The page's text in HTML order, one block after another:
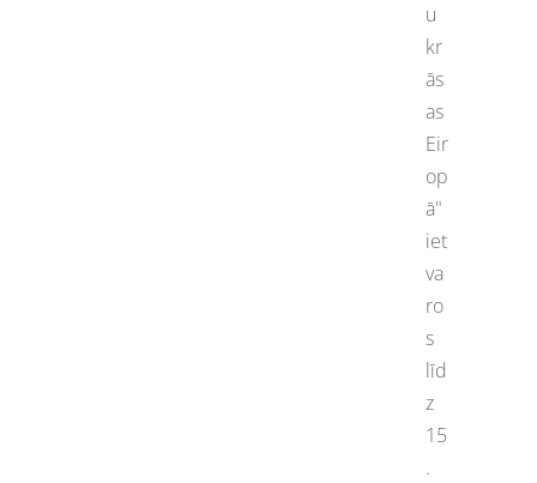
u
kr
ās
as
Eir
op
ā"
iet
va
ro
s
līd
z
15
.